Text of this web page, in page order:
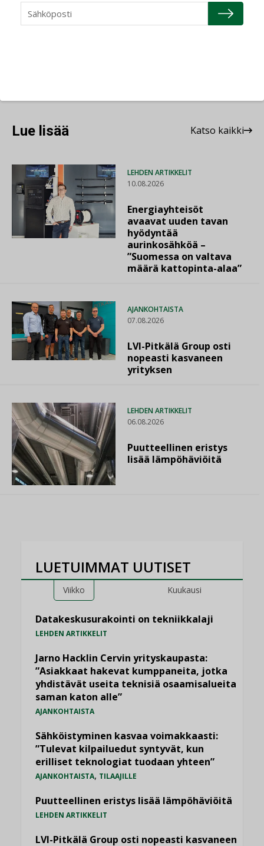
Lue lisää Katso kaikki
LEHDEN ARTIKKELIT
10.08.2026
Energiayhteisöt
avaavat uuden tavan
hyödyntää
aurinkosähköä –
”Suomessa on valtava
määrä kattopinta-alaa”
AJANKOHTAISTA
07.08.2026
LVI-Pitkälä Group osti
nopeasti kasvaneen
yrityksen
LEHDEN ARTIKKELIT
06.08.2026
Puutteellinen eristys
lisää lämpöhäviöitä
LUETUIMMAT UUTISET
Viikko Kuukausi
Datakeskusurakointi on tekniikkalaji
LEHDEN ARTIKKELIT
Jarno Hacklin Cervin yrityskaupasta:
”Asiakkaat hakevat kumppaneita, jotka
yhdistävät useita teknisiä osaamisalueita
saman katon alle”
AJANKOHTAISTA
Sähköistyminen kasvaa voimakkaasti:
”Tulevat kilpailuedut syntyvät, kun
erilliset teknologiat tuodaan yhteen”
AJANKOHTAISTA, TILAAJILLE
Puutteellinen eristys lisää lämpöhäviöitä
LEHDEN ARTIKKELIT
LVI-Pitkälä Group osti nopeasti kasvaneen